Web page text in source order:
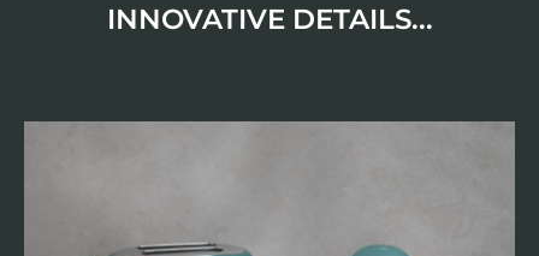
INNOVATIVE DETAILS...